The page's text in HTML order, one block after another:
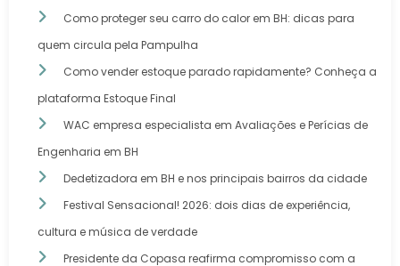
Como proteger seu carro do calor em BH: dicas para
quem circula pela Pampulha
Como vender estoque parado rapidamente? Conheça a
plataforma Estoque Final
WAC empresa especialista em Avaliações e Perícias de
Engenharia em BH
Dedetizadora em BH e nos principais bairros da cidade
Festival Sensacional! 2026: dois dias de experiência,
cultura e música de verdade
Presidente da Copasa reafirma compromisso com a